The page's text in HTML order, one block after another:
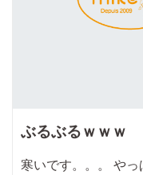
ぶるぶるｗｗｗ
寒いです。。。 やっ